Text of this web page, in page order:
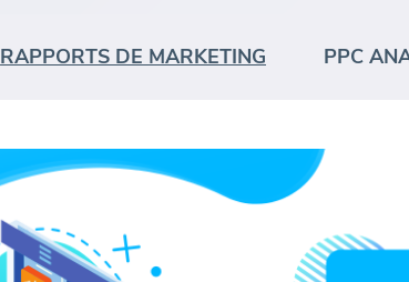
RAPPORTS DE MARKETING PPC